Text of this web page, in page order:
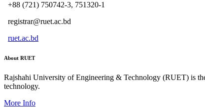
+88 (721) 750742-3, 751320-1
registrar@ruet.ac.bd
ruet.ac.bd
About RUET
Rajshahi University of Engineering & Technology (RUET) is
technology.
More Info